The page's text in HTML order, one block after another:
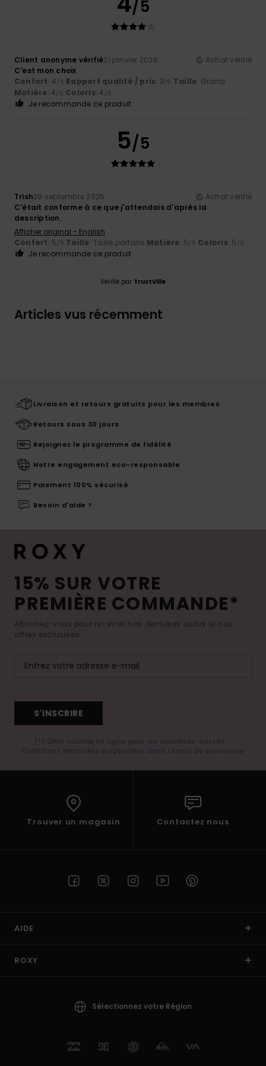
/5
Client anonyme vérifié21 janvier 2026
Achat vérifié
C’est mon choix
Confort: 4/5 Rapport qualité / prix: 3/5 Taille: Grand
Matière: 4/5 Coloris: 4 /5
Je recommande ce produit
5/5
Trish29 septembre 2025
Achat vérifié
C'était conforme à ce que j'attendais d'après la
description.
Afficher original - English
Confort: 5/5 Taille: Taille parfaite Matière: 5/5 Coloris: 5 /5
Je recommande ce produit
Vérifié par TrustVille
Articles vus récemment
Livraison et retours gratuits pour les membres
Retours sous 30 jours
Rejoignez le programme de fidélité
Notre engagement eco-responsable
Paiement 100% sécurisé
Besoin d'aide ?
15% SUR VOTRE
PREMIÈRE COMMANDE*
Abonnez-vous pour recevoir nos dernières actus et nos
offres exclusives.
S'INSCRIRE
(*) Offre valable en ligne pour les nouveaux inscrits -
Conditions détaillées disponibles dans l'email de bienvenue
Trouver un magasin Contactez nous
AIDE
ROXY
Sélectionnez votre Région